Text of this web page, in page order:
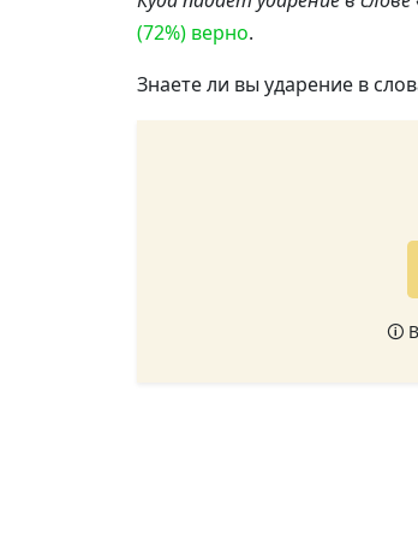
(72%) верно.
Знаете ли вы ударение в
🛈 В